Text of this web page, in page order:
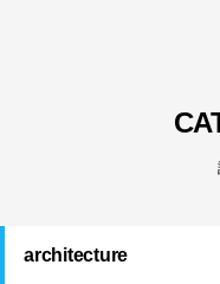
architecture